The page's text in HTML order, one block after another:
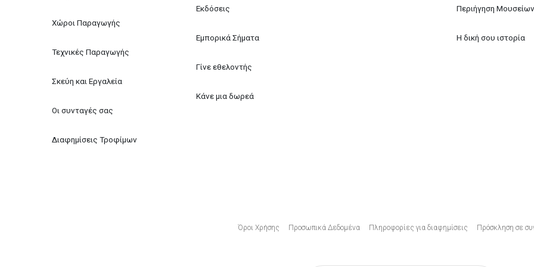
Χώροι Παραγωγής
Τεχνικές Παραγωγής
Σκεύη και Εργαλεία
Οι συνταγές σας
Διαφημίσεις Τροφίμων
Εκδόσεις
Εμπορικά Σήματα
Γίνε εθελοντής
Κάνε μια δωρεά
Περιήγηση Μουσείων
Η δική σου ιστορία
Υποσέλιδο
Όροι Χρήσης Προσωπικά Δεδομένα Πληροφορίες για διαφημίσεις Πρόσκληση σε